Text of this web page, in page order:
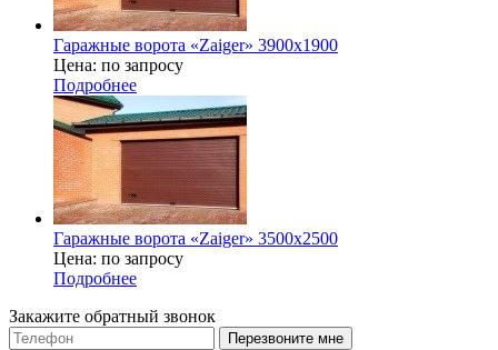
Гаражные ворота «Zaiger» 3900х1900
Цена: по запросу
Подробнее
Гаражные ворота «Zaiger» 3500х2500
Цена: по запросу
Подробнее
Закажите обратный звонок
Перезвоните мне